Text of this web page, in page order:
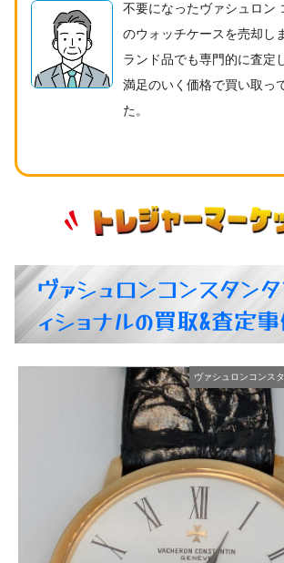
不要になったヴァシュロン
のウォッチケースを売却し
ランド品でも専門的に査定
満足のいく価格で買い取っ
た。
ヴァシュロンコンスタン
ィショナルの買取&査定
ヴァシュロンコンス